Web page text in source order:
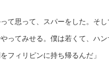
て思って、スパーをした。そ
ってみせる。僕は若くて、ハ
フィリピンに持ち帰るんだ」